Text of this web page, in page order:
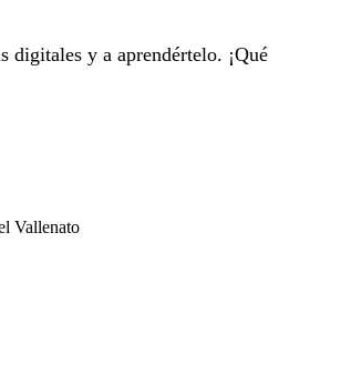
digitales y a aprendértelo. ¡Qué
Vallenato